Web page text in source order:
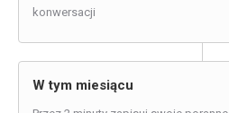
konwersacji
W tym miesiącu